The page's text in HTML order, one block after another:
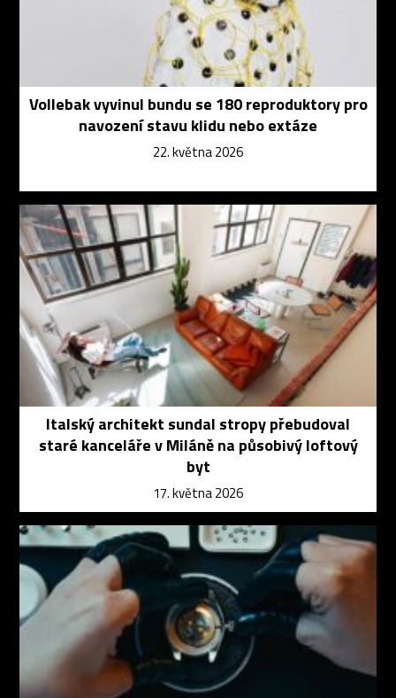
Vollebak vyvinul bundu se 180 reproduktory pro
navození stavu klidu nebo extáze
22. května 2026
Italský architekt sundal stropy přebudoval
staré kanceláře v Miláně na působivý loftový
byt
17. května 2026